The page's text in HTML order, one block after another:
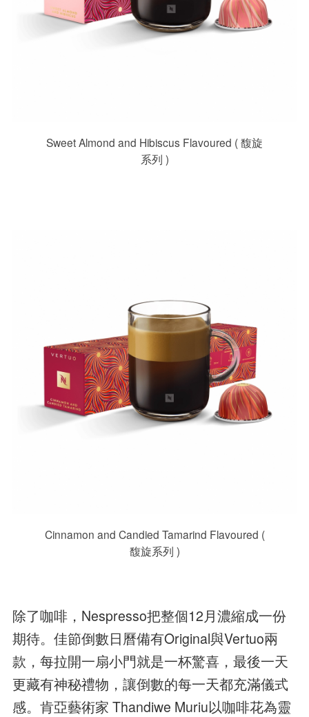
Sweet Almond and Hibiscus Flavoured ( 馥旋
系列 )
Cinnamon and Candied Tamarind Flavoured (
馥旋系列 )
除了咖啡，Nespresso把整個12月濃縮成一份
期待。佳節倒數日曆備有Original與Vertuo兩
款，每拉開一扇小門就是一杯驚喜，最後一天
更藏有神秘禮物，讓倒數的每一天都充滿儀式
感。肯亞藝術家 Thandiwe Muriu以咖啡花為靈